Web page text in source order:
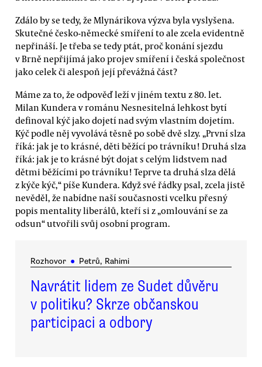
Zdálo by se tedy, že Mlynárikova výzva byla vyslyšena.
Skutečné česko-německé smíření to ale zcela evidentně
nepřináší. Je třeba se tedy ptát, proč konání sjezdu
v Brně nepřijímá jako projev smíření i česká společnost
jako celek či alespoň její převážná část?
Máme za to, že odpověď leží v jiném textu z 80. let.
Milan Kundera v románu Nesnesitelná lehkost bytí
definoval kýč jako dojetí nad svým vlastním dojetím.
Kýč podle něj vyvolává těsně po sobě dvě slzy. „První slza
říká: jak je to krásné, děti běžící po trávníku! Druhá slza
říká: jak je to krásné být dojat s celým lidstvem nad
dětmi běžícími po trávníku! Teprve ta druhá slza dělá
z kýče kýč,“ píše Kundera. Když své řádky psal, zcela jistě
nevěděl, že nabídne naší současnosti vcelku přesný
popis mentality liberálů, kteří si z „omlouvání se za
odsun“ utvořili svůj osobní program.
Rozhovor ● Petrů, Rahimi
Navrátit lidem ze Sudet důvěru
v politiku? Skrze občanskou
participaci a odbory